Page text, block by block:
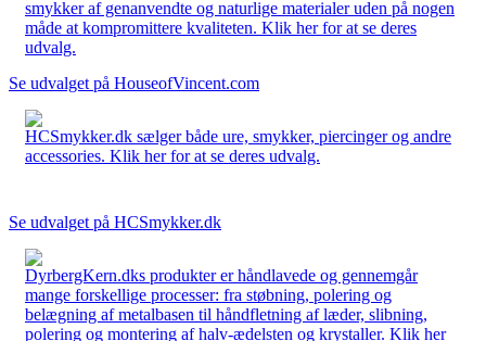
smykker af genanvendte og naturlige materialer uden på nogen
måde at kompromittere kvaliteten. Klik her for at se deres
udvalg.
Se udvalget på HouseofVincent.com
HCSmykker.dk sælger både ure, smykker, piercinger og andre
accessories. Klik her for at se deres udvalg.
Se udvalget på HCSmykker.dk
DyrbergKern.dks produkter er håndlavede og gennemgår
mange forskellige processer: fra støbning, polering og
belægning af metalbasen til håndfletning af læder, slibning,
polering og montering af halv-ædelsten og krystaller. Klik her